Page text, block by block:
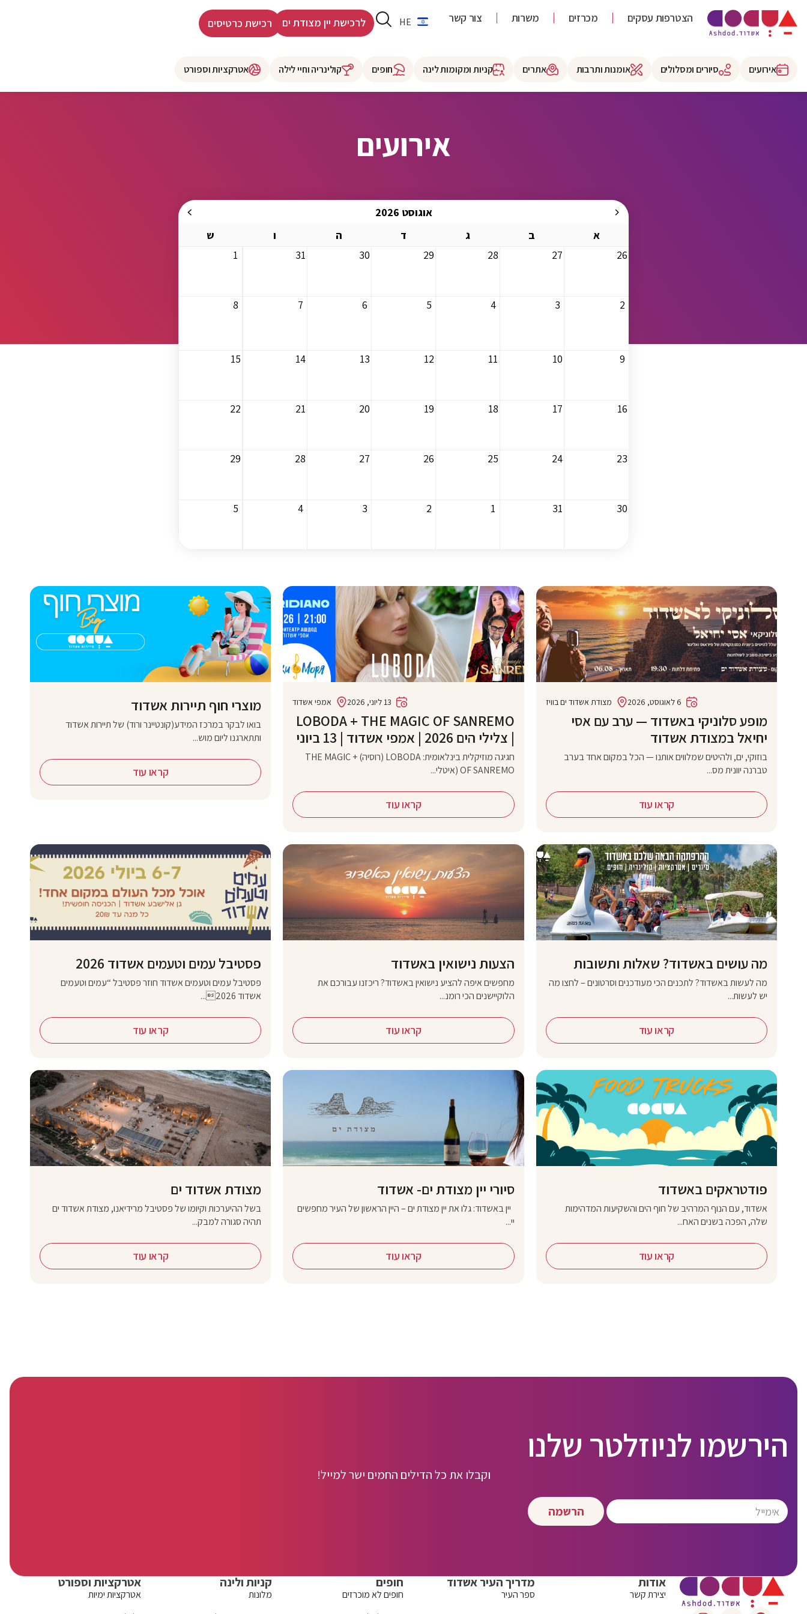
הצטרפות עסקים מכרזים משרות צור קשר HE
RU
לרכישת יין מצודת ים רכישת כרטיסים
אירועים סיורים ומסלולים אומנות ותרבות אתרים קניות ומקומות לינה חופים קולינריה וחיי לילה אטרקציות וספורט
אירועים
אוגוסט 2026
א
ב ג ד ה ו
ש
26
27
28
29
30
31
1
2
3
4
5
6
7
8
9
10
11
12
13
14
15
16
17
18
19
20
21
22
23
24
25
26
27
28
29
30
31
1
2
3
4
5
מצודת אשדוד ים בוויז 6 לאוגוסט, 2026
מופע סלוניקי באשדוד — ערב עם אסי
יחיאל במצודת אשדוד
בוזוקי, ים, ולהיטים שמלווים אותנו — הכל במקום אחד בערב
טברנה יוונית מס...
קראו עוד
אמפי אשדוד 13 ליוני, 2026
‏LOBODA + THE MAGIC OF SANREMO
| צלילי הים 2026 | אמפי אשדוד | 13 ביוני
חגיגה מוזיקלית בינלאומית: LOBODA (רוסיה) + THE MAGIC
OF SANREMO (איטלי...
קראו עוד
מוצרי חוף תיירות אשדוד
בואו לבקר במרכז המידע(קונטיינר ורוד) של תיירות אשדוד
ותתארגנו ליום מוש...
קראו עוד
מה עושים באשדוד? שאלות ותשובות
מה לעשות באשדוד? לתכנים הכי מעודכנים וסרטונים – לחצו מה
יש לעשות...
קראו עוד
הצעות נישואין באשדוד
מחפשים איפה להציע נישואין באשדוד? ריכזנו עבורכם את
הלוקיישנים הכי רומנ...
קראו עוד
פסטיבל עמים וטעמים אשדוד 2026
פסטיבל עמים וטעמים אשדוד חוזר פסטיבל “עמים וטעמים
אשדוד 2026...
קראו עוד
פודטראקים באשדוד
אשדוד, עם הנוף המרהיב של חוף הים והשקיעות המדהימות
שלה, הפכה בשנים האח...
קראו עוד
סיורי יין מצודת ים- אשדוד
יין באשדוד: גלו את יין מצודת ים – היין הראשון של העיר מחפשים
יי...
קראו עוד
מצודת אשדוד ים
בשל ההיערכות וקיומו של פסטיבל מרידיאנו, מצודת אשדוד ים
תהיה סגורה למבק...
קראו עוד
הירשמו לניוזלטר שלנו
וקבלו את כל הדילים החמים ישר למייל!
הרשמה
אודות
יצירת קשר
מדריך העיר אשדוד
ספר העיר
חופים
חופים לא מוכרזים
קניות ולינה
מלונות
אטרקציות וספורט
אטרקציות ימיות